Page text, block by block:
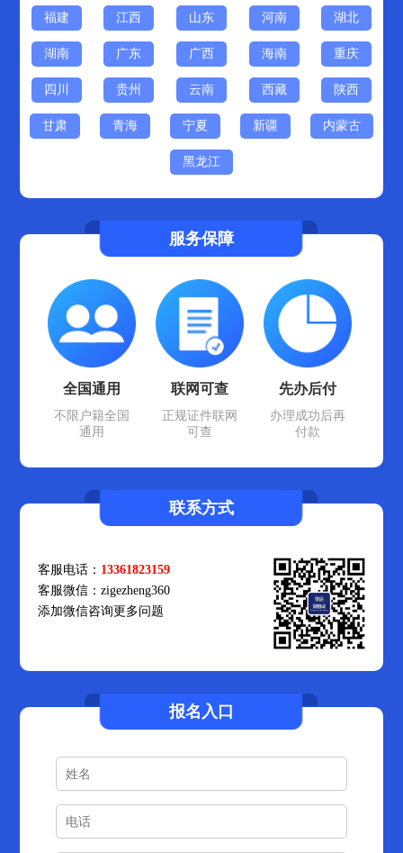
福建 江西 山东 河南 湖北
湖南 广东 广西 海南 重庆
四川 贵州 云南 西藏 陕西
甘肃 青海 宁夏 新疆 内蒙古
黑龙江
服务保障
全国通用
不限户籍全国
通用
联网可查
正规证件联网
可查
先办后付
办理成功后再
付款
联系方式
客服电话： 13361823159
客服微信：zigezheng360
添加微信咨询更多问题
报名入口